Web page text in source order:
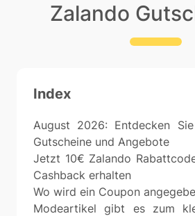
Zalando
Index
August 2026: Entdecken
Gutscheine und Angebote
Jetzt 10€ Zalando
Cashback erhalten
Wo wird ein Coupon
Modeartikel gibt es zum